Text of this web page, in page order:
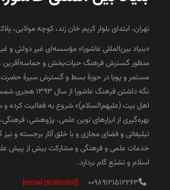
تهران، ابتدای بلوار کریم خان زند، کوچه مولایی، پلاک
«بنیاد بین‌المللی عاشورا» مؤسسه‌ای غیر دولتی و
منظور گسترش فرهنگ حیات‌بخش و حماسه‌آفرین
مستمر و پویا در حوزۀ بسط و گسترش سیرۀ
نگه داشتن فرهنگ
اهل بیت (علیهم‌السلام)» شروع به فعالیت کرده و
بهره‌گیری از ابزارهای نوین علمی، پژوهشی،
تبلیغاتی و فضای مجازی و با خلق آثار برجسته و
خدمات علمی و فرهنگی و مشارکت بیش از پیش
اسلام و تشیّع گام بردارد.
00989121512263
[email protected]